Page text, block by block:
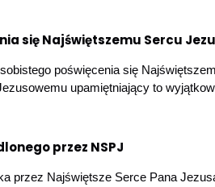
się Najświętszemu Sercu
poświęcenia się
upamiętniający to
przez NSPJ
przez Najświętsze Serce Pana